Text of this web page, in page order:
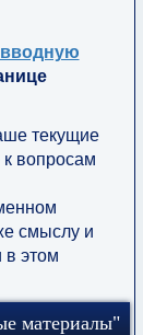
текущие
вопросам
смыслу и
в этом
материалы"